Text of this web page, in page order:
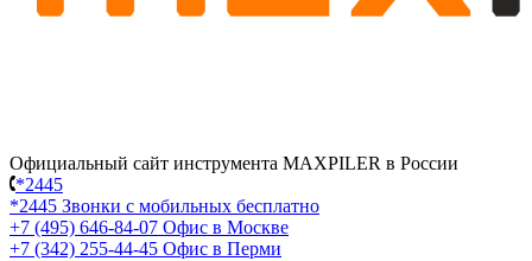
Официальный сайт инструмента MAXPILER в России
*2445
*2445 Звонки с мобильных бесплатно
+7 (495) 646-84-07 Офис в Москве
+7 (342) 255-44-45 Офис в Перми